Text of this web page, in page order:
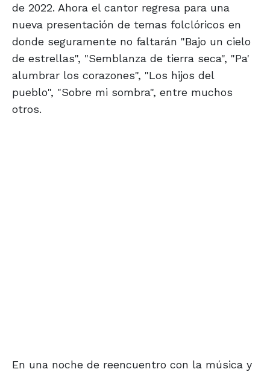
de 2022. Ahora el cantor regresa para una
nueva presentación de temas folclóricos en
donde seguramente no faltarán "Bajo un cielo
de estrellas", "Semblanza de tierra seca", "Pa'
alumbrar los corazones", "Los hijos del
pueblo", "Sobre mi sombra", entre muchos
otros.
En una noche de reencuentro con la música y